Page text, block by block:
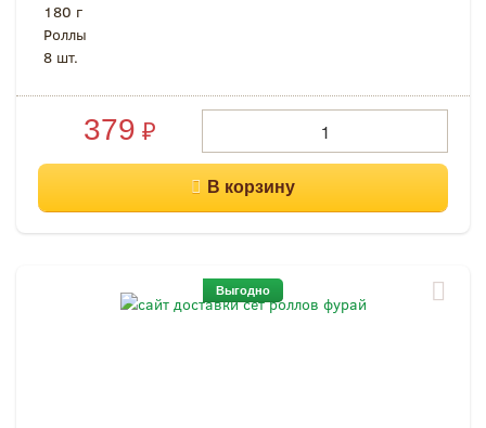
180 г
Роллы
8 шт.
379 ₽
Выгодно